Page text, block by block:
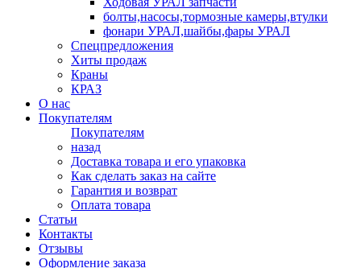
болты,насосы,тормозные камеры,втулки
фонари УРАЛ,шайбы,фары УРАЛ
Спецпредложения
Хиты продаж
Краны
КРАЗ
О нас
Покупателям
Покупателям
назад
Доставка товара и его упаковка
Как сделать заказ на сайте
Гарантия и возврат
Оплата товара
Статьи
Контакты
Отзывы
Оформление заказа